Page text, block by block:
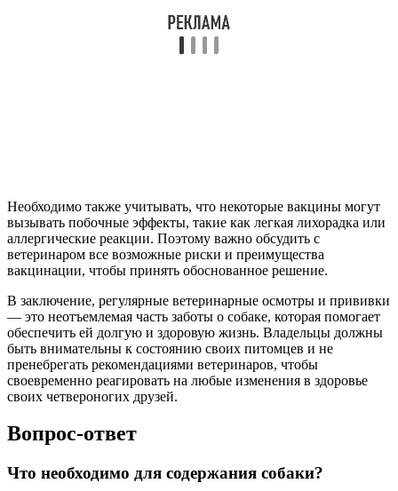
Необходимо также учитывать, что некоторые вакцины могут
вызывать побочные эффекты, такие как легкая лихорадка или
аллергические реакции. Поэтому важно обсудить с
ветеринаром все возможные риски и преимущества
вакцинации, чтобы принять обоснованное решение.
В заключение, регулярные ветеринарные осмотры и прививки
— это неотъемлемая часть заботы о собаке, которая помогает
обеспечить ей долгую и здоровую жизнь. Владельцы должны
быть внимательны к состоянию своих питомцев и не
пренебрегать рекомендациями ветеринаров, чтобы
своевременно реагировать на любые изменения в здоровье
своих четвероногих друзей.
Вопрос-ответ
Что необходимо для содержания собаки?